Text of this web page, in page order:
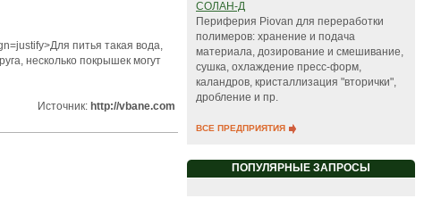
питья такая вода,
несколько покрышек могут
Источник: http://vbane.com
СОЛАН-Д
Периферия Piovan для переработки
полимеров: хранение и подача
материала, дозирование и смешивание,
сушка, охлаждение пресс-форм,
каландров, кристаллизация "вторички",
дробление и пр.
ВСЕ ПРЕДПРИЯТИЯ
ПОПУЛЯРНЫЕ ЗАПРОСЫ